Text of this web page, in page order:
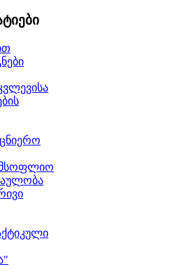
მსოფლიო